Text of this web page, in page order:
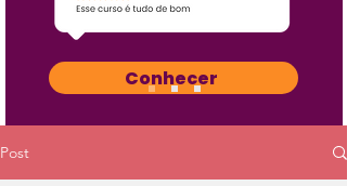
Conhecer
Post